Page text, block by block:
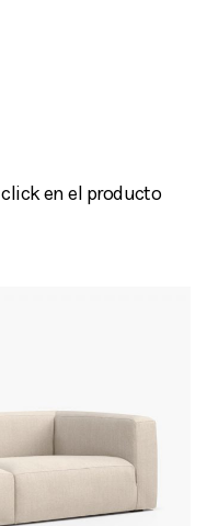
en el producto